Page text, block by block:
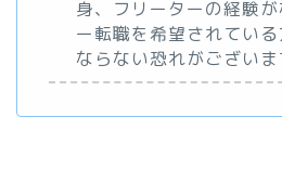
身、フリーターの経験
ー転職を希望されてい
ならない恐れがございま